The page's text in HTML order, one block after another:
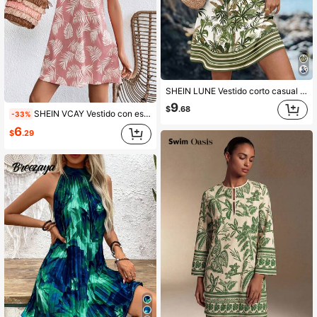
-33% SHEIN VCAY Vestido con estampado tropical de cuello halter
$6.29
SHEIN LUNE Vestido corto casual de mujer con estampado de árbol de coco, adecuado para primavera/verano, vacaciones
$9.68